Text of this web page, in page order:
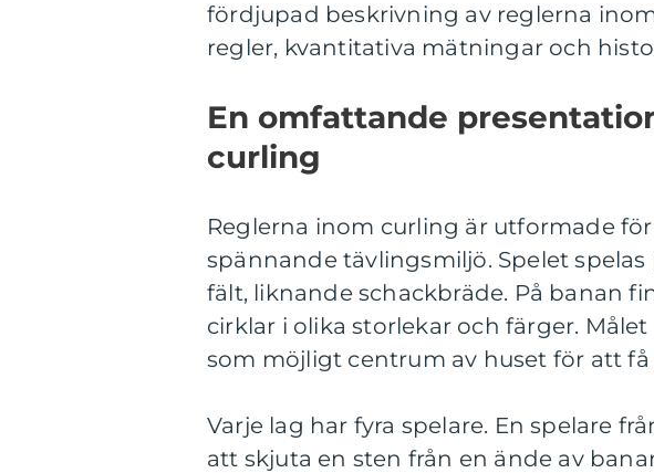
fördjupad beskrivning av reglerna
regler, kvantitativa mätningar och
En omfattande
curling
Reglerna inom curling är utformade
spännande tävlingsmiljö. Spelet
fält, liknande schackbräde. På banan
cirklar i olika storlekar och färger.
som möjligt centrum av huset för att få
Varje lag har fyra spelare. En spelare
att skjuta en sten från en ände av